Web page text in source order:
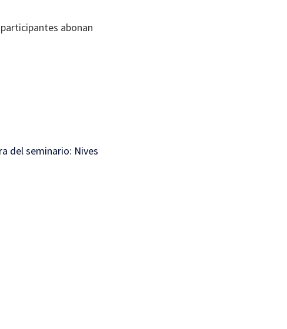
abonan
del seminario: Nives